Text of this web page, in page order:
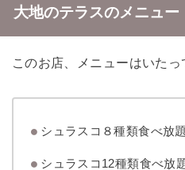
大地のテラスのメニュー
このお店、メニューはいたっ
シュラスコ８種類食べ放
シュラスコ12種類食べ放